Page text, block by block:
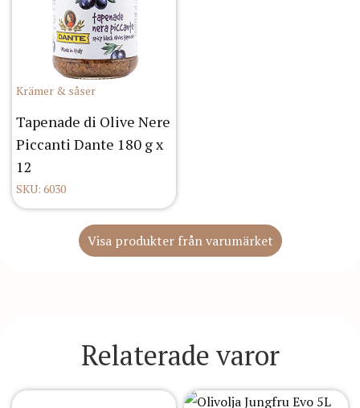
Krämer & såser
Tapenade di Olive Nere
Piccanti Dante 180 g x
12
SKU: 6030
Visa produkter från varumärket
Relaterade varor